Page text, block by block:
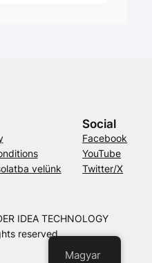
velünk
Social
Facebook
YouTube
Twitter/X
IDEA TECHNOLOGY
reserved.
Magyar